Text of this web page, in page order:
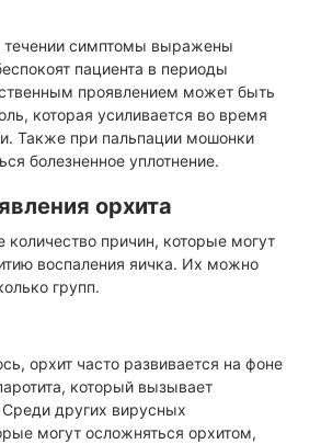
течении симптомы выражены
пациента в периоды
проявлением может быть
которая усиливается во время
Также при пальпации мошонки
болезненное уплотнение.
орхита
количество причин, которые могут
воспаления яичка. Их можно
групп.
орхит часто развивается на фоне
который вызывает
других вирусных
могут осложняться орхитом,